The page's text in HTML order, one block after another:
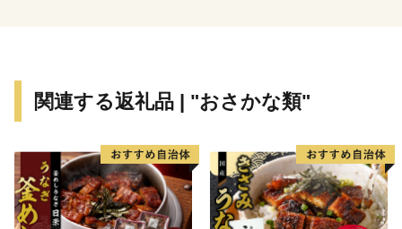
務委託先 結デザイン有限会社
Mail：chikushino@yuidesign.jp
受付時間 9:00～17:00
※土曜日・日曜日・祝日・夏季休業（8/13～
関連する返礼品 | "おさかな類"